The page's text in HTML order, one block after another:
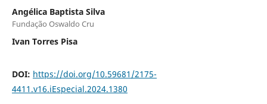
Angélica Baptista Silva
Fundação Oswaldo Cru
Ivan Torres Pisa
DOI: https://doi.org/10.59681/2175-
4411.v16.iEspecial.2024.1380